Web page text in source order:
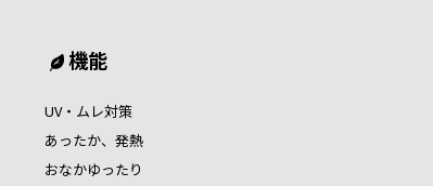
機能
UV・ムレ対策
あったか、発熱
おなかゆったり